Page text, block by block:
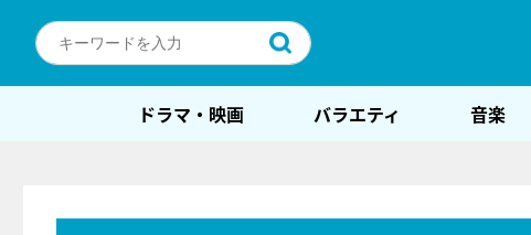
ドラマ・映画 バラエティ 音楽